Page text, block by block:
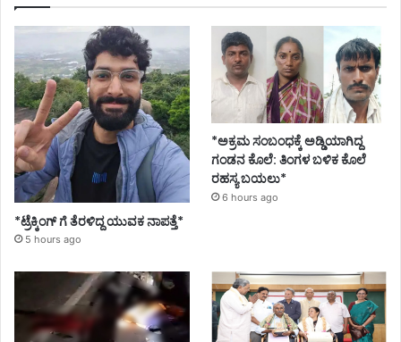
*ಟ್ರೆಕ್ಕಿಂಗ್ ಗೆ ತೆರಳಿದ್ದ ಯುವಕ ನಾಪತ್ತೆ*
5 hours ago
*ಅಕ್ರಮ ಸಂಬಂಧಕ್ಕೆ ಅಡ್ಡಿಯಾಗಿದ್ದ
ಗಂಡನ ಕೊಲೆ: ತಿಂಗಳ ಬಳಿಕ ಕೊಲೆ
ರಹಸ್ಯ ಬಯಲು*
6 hours ago